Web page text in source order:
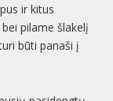
ir kitus
pilame šlakelį
būti panaši į